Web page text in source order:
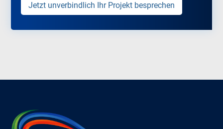
Jetzt unverbindlich Ihr Projekt besprechen